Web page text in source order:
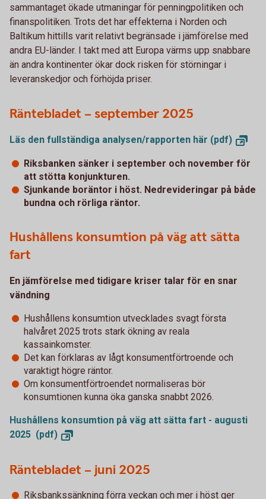
sammantaget ökade utmaningar för penningpolitiken och
finanspolitiken. Trots det har effekterna i Norden och
Baltikum hittills varit relativt begränsade i jämförelse med
andra EU-länder. I takt med att Europa värms upp snabbare
än andra kontinenter ökar dock risken för störningar i
leveranskedjor och förhöjda priser.
Räntebladet – september 2025
Läs den fullständiga analysen/rapporten här (pdf)
Riksbanken sänker i september och november för
att stötta konjunkturen.
Sjunkande boräntor i höst. Nedrevideringar på både
bundna och rörliga räntor.
Hushållens konsumtion på väg att sätta
fart
En jämförelse med tidigare kriser talar för en snar
vändning
Hushållens konsumtion utvecklades svagt första
halvåret 2025 trots stark ökning av reala
kassainkomster.
Det kan förklaras av lågt konsumentförtroende och
varaktigt högre räntor.
Om konsumentförtroendet normaliseras bör
konsumtionen kunna öka ganska snabbt 2026.
Hushållens konsumtion på väg att sätta fart - augusti
2025 (pdf)
Räntebladet – juni 2025
Riksbankssänkning förra veckan och mer i höst ger